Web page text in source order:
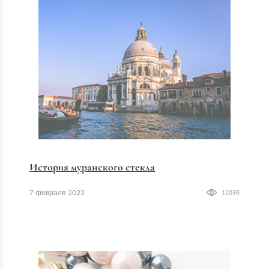
История муранского стекла
7 февраля 2022 12036